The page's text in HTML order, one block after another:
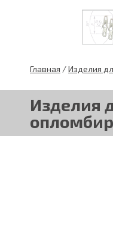
Главная /Изделия
Изделия